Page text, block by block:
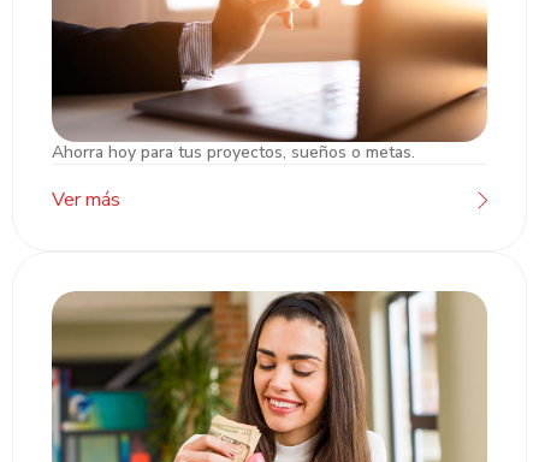
Cuentas de Ahorro/Cheques
Ahorra hoy para tus proyectos, sueños o metas.
Ver más